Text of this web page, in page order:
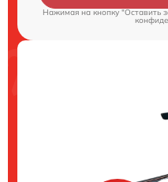
Нажимая на кнопку "Оставить